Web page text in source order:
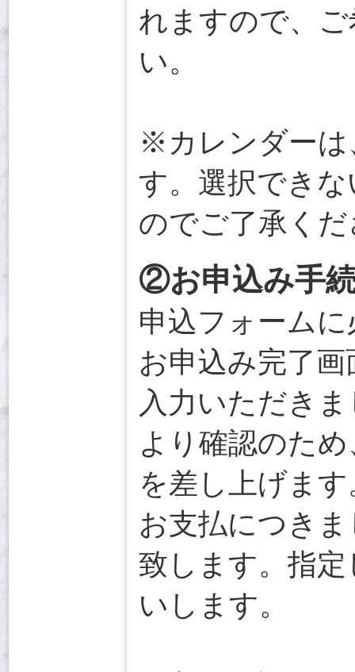
れますので、
い。
※カレンダーは
す。選択でき
のでご了承く
②お申込み手
申込フォーム
お申込み完了
入力いただき
より確認のた
を差し上げます
お支払につき
致します。指
いします。